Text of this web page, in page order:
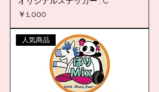
価格
￥1,000
人気商品